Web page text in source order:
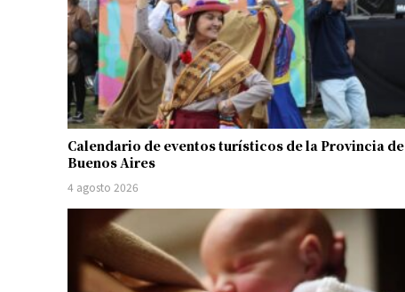
Calendario de eventos turísticos de la Provincia de
Buenos Aires
4 agosto 2026